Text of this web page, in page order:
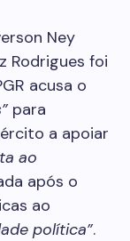
Ney
Rodrigues foi
acusa o
para
a apoiar
ao
após o
ao
política”.